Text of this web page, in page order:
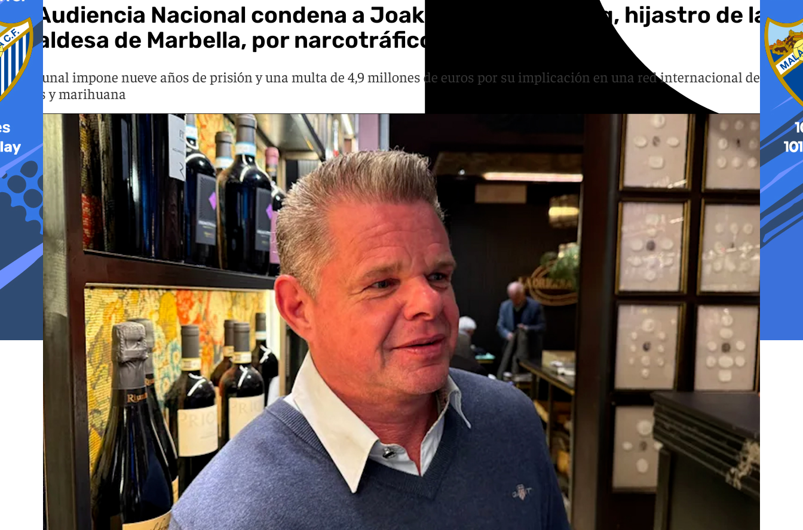
La Audiencia Nacional condena a Joakim Peter Broberg, hijastro de la
alcaldesa de Marbella, por narcotráfico y blanqueo
El tribunal impone nueve años de prisión y una multa de 4,9 millones de euros por su implicación en una red internacional de
hachís y marihuana